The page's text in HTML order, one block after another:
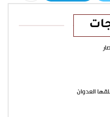
العدوان